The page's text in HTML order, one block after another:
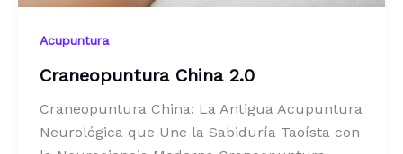
Acupuntura
Craneopuntura China 2.0
Craneopuntura China: La Antigua Acupuntura
Neurológica que Une la Sabiduría Taoísta con